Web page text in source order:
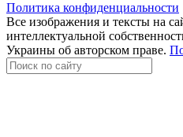
Политика конфиденциальности
Все изображения и тексты на
интеллектуальной
Украины об авторском праве.